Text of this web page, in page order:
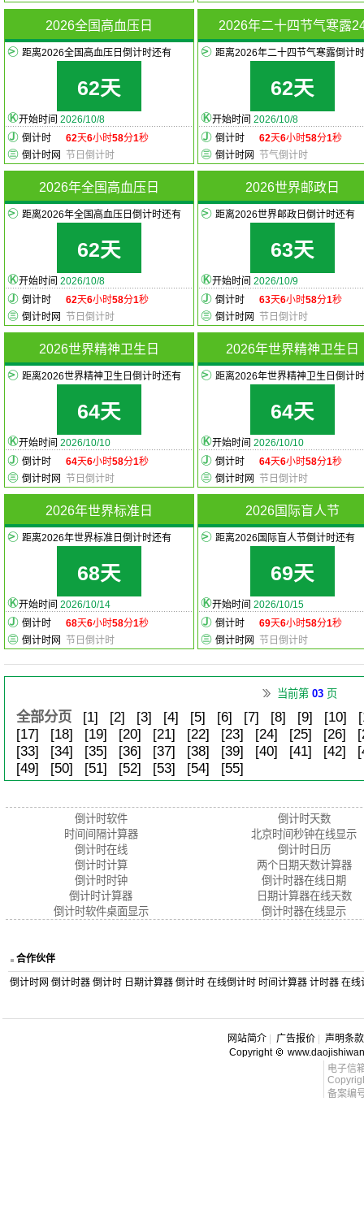
2026全国高血压日
距离2026全国高血压日倒计时还有
62天
开始时间 2026/10/8
倒计时
62天6小时58分1秒
倒计时网
节日倒计时
2026年二十四节气寒露
距离2026年二十四节气寒露倒计
62天
开始时间 2026/10/8
倒计时
62天6小时58分1秒
倒计时网
节气倒计时
2026年全国高血压日
距离2026年全国高血压日倒计时还有
62天
开始时间 2026/10/8
倒计时
62天6小时58分1秒
倒计时网
节日倒计时
2026世界邮政日
距离2026世界邮政日倒计时还有
63天
开始时间 2026/10/9
倒计时
63天6小时58分1秒
倒计时网
节日倒计时
2026世界精神卫生日
距离2026世界精神卫生日倒计时还有
64天
开始时间 2026/10/10
倒计时
64天6小时58分1秒
倒计时网
节日倒计时
2026年世界精神卫生日
距离2026年世界精神卫生日倒计
64天
开始时间 2026/10/10
倒计时
64天6小时58分1秒
倒计时网
节日倒计时
2026年世界标准日
距离2026年世界标准日倒计时还有
68天
开始时间 2026/10/14
倒计时
68天6小时58分1秒
倒计时网
节日倒计时
2026国际盲人节
距离2026国际盲人节倒计时还有
69天
开始时间 2026/10/15
倒计时
69天6小时58分1秒
倒计时网
节日倒计时
当前第 03 页
全部分页 [1] [2] [3] [4] [5] [6] [7] [8] [9] [10]
[17]
[18] [19] [20] [21] [22] [23] [24] [25] [26]
[33]
[34] [35] [36] [37] [38] [39] [40] [41] [42]
[49]
[50] [51] [52] [53] [54] [55]
倒计时软件
时间间隔计算器
倒计时在线
倒计时计算
倒计时时钟
倒计时计算器
倒计时软件桌面显示
倒计时天数
北京时间秒钟在线显示
倒计时日历
两个日期天数计算器
倒计时器在线日期
日期计算器在线天数
倒计时器在线显示
合作伙伴
倒计时网 倒计时器 倒计时 日期计算器 倒计时 在线倒计时 时间计算器 计时器 在线
网站简介 广告报价
声明条款
Copyright
电子信
备案编